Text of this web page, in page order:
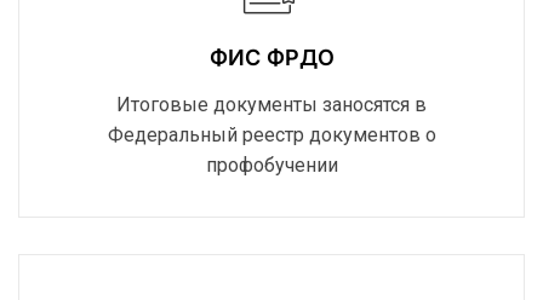
ФИС ФРДО
Итоговые документы заносятся в
Федеральный реестр документов о
профобучении